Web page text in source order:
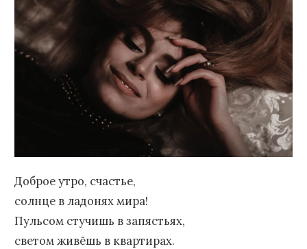
Доброе утро, счастье,
солнце в ладонях мира!
Пульсом стучишь в запястьях,
светом живёшь в квартирах.